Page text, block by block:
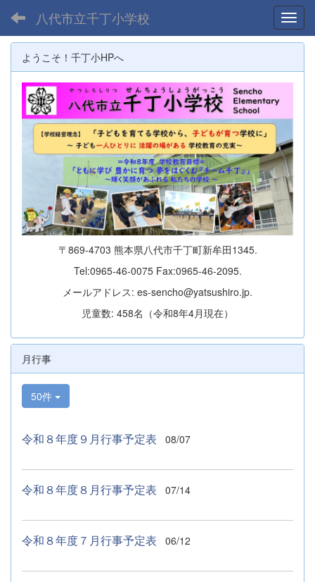
八代市立千丁小学校
ようこそ！千丁小HPへ
〒869-4703 熊本県八代市千丁町新牟田1345.
Tel:0965-46-0075 Fax:0965-46-2095.
メールアドレス: es-sencho@yatsushiro.jp.
児童数: 458名（令和8年4月現在）
月行事
50件
令和８年度９月行事予定表 08/07
令和８年度８月行事予定表 07/14
令和８年度７月行事予定表 06/12